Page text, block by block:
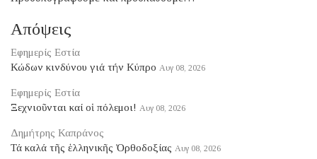
Απόψεις
Εφημερίς Εστία
Κώδων κινδύνου γιά τήν Κύπρο Αυγ 08, 2026
Εφημερίς Εστία
Ξεχνιοῦνται καί οἱ πόλεμοι! Αυγ 08, 2026
Δημήτρης Καπράνος
Τά καλά τῆς ἑλληνικῆς Ὀρθοδοξίας Αυγ 08, 2026